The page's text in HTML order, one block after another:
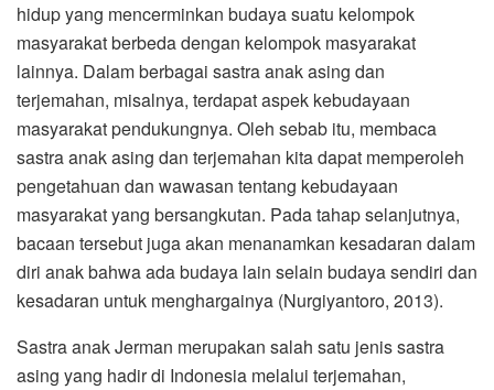
hidup yang mencerminkan budaya suatu kelompok
masyarakat berbeda dengan kelompok masyarakat
lainnya. Dalam berbagai sastra anak asing dan
terjemahan, misalnya, terdapat aspek kebudayaan
masyarakat pendukungnya. Oleh sebab itu, membaca
sastra anak asing dan terjemahan kita dapat memperoleh
pengetahuan dan wawasan tentang kebudayaan
masyarakat yang bersangkutan. Pada tahap selanjutnya,
bacaan tersebut juga akan menanamkan kesadaran dalam
diri anak bahwa ada budaya lain selain budaya sendiri dan
kesadaran untuk menghargainya (Nurgiyantoro, 2013).
Sastra anak Jerman merupakan salah satu jenis sastra
asing yang hadir di Indonesia melalui terjemahan,